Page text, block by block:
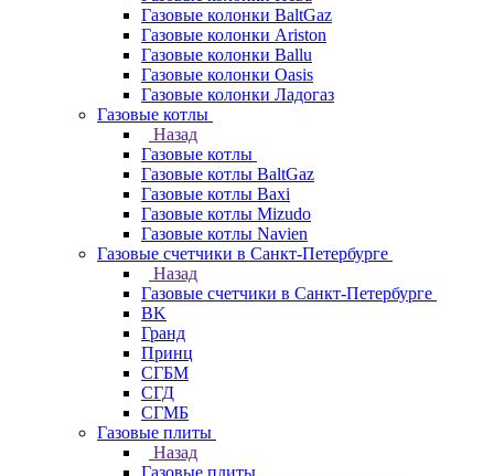
Газовые колонки BaltGaz
Газовые колонки Ariston
Газовые колонки Ballu
Газовые колонки Oasis
Газовые колонки Ладогаз
Газовые котлы
Назад
Газовые котлы
Газовые котлы BaltGaz
Газовые котлы Baxi
Газовые котлы Mizudo
Газовые котлы Navien
Газовые счетчики в Санкт-Петербурге
Назад
Газовые счетчики в Санкт-Петербурге
BK
Гранд
Принц
СГБМ
СГД
СГМБ
Газовые плиты
Назад
Газовые плиты